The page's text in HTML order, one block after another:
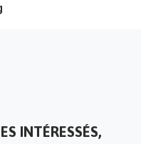
INTÉRESSÉS,